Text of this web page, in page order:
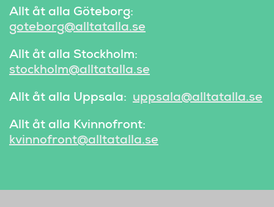
Allt åt alla Göteborg:
goteborg@alltatalla.se
Allt åt alla Stockholm:
stockholm@alltatalla.se
Allt åt alla Uppsala: uppsala@alltatalla.se
Allt åt alla Kvinnofront:
kvinnofront@alltatalla.se